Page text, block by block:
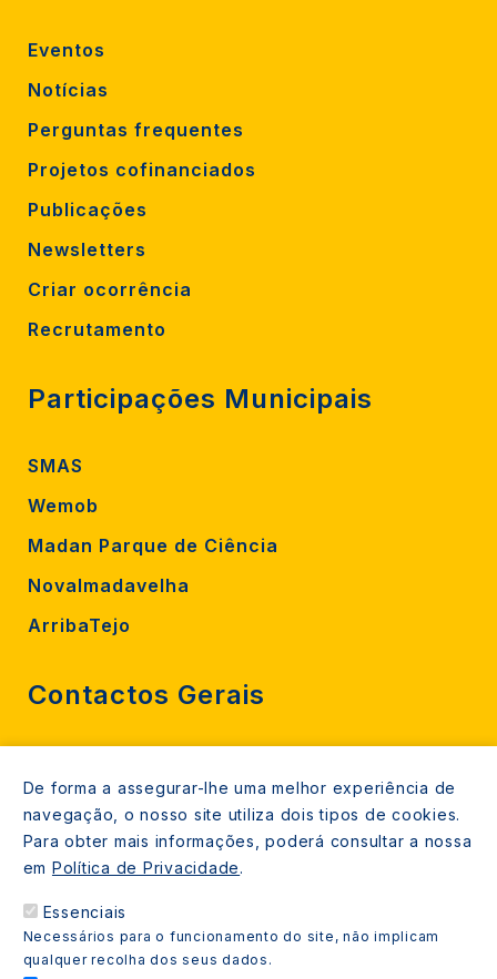
Eventos
Notícias
Perguntas frequentes
Projetos cofinanciados
Publicações
Newsletters
Criar ocorrência
Recrutamento
Participações Municipais
SMAS
Wemob
Madan Parque de Ciência
Novalmadavelha
ArribaTejo
Contactos Gerais
800206770 (gratuito rede fixa)
Contacte-nos
Espaços de atendimento
Livro Amarelo
De forma a assegurar-lhe uma melhor experiência de
navegação, o nosso site utiliza dois tipos de cookies.
Para obter mais informações, poderá consultar a nossa
em Política de Privacidade.
Essenciais
Necessários para o funcionamento do site, não implicam
qualquer recolha dos seus dados.